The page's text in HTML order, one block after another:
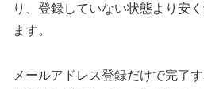
り、登録していない状態より安
ます。
メールアドレス登録だけで完了